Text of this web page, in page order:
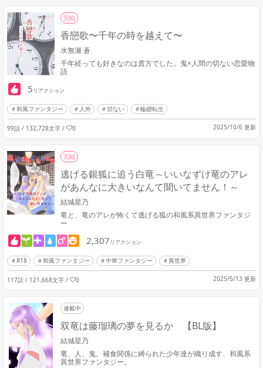
完結
香戀歌〜千年の時を越えて〜
水無瀬 蒼
千年経っても好きなのは貴方でした。鬼×人間の切ない恋愛物
語
5 リアクション
和風ファンタジー 人外 切ない 輪廻転生
99話 / 132,728文字 / 0 2025/10/6 更新
完結
逃げる銀狐に追う白竜～いいなずけ竜のアレ
があんなに大きいなんて聞いてません！～
結城星乃
竜と、竜のアレが怖くて逃げる狐の和風系異世界ファンタジ
ー
2,307 リアクション
R18 和風ファンタジー 中華ファンタジー 異世界
117話 / 121,668文字 / 0 2025/5/13 更新
連載中
双竜は藤瑠璃の夢を見るか 【BL版】
結城星乃
竜、人、鬼。補食関係に縛られた少年達が織り成す、和風系
異世界ファンタジー。